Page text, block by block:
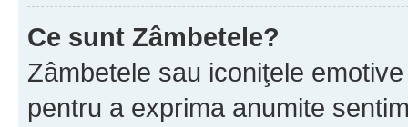
Ce sunt Zâmbetele?
Zâmbetele sau iconiţele
pentru a exprima anumite